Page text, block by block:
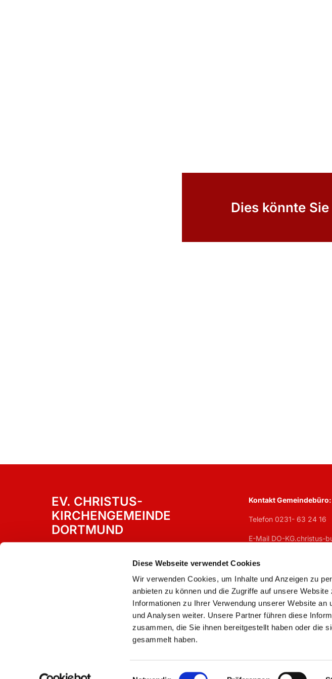
Diese Webseite verwendet Cookies
Wir verwenden Cookies, um Inhalte und Anzeigen zu
anbieten zu können und die Zugriffe auf unsere
Informationen zu Ihrer Verwendung unserer Website
und Analysen weiter. Unsere Partner führen diese
zusammen, die Sie ihnen bereitgestellt haben oder die
gesammelt haben.
Einwilligungsauswahl
Dies könnte
EV. CHRISTUS-
KIRCHENGEMEINDE
DORTMUND
Kontakt Gemeindebüro:
Telefon 0231- 63 24 16
E-Mail DO-KG.christus-
Mogeschlosen,
Do geschlossen,Fr7:30